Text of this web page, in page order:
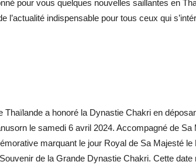
pour vous quelques nouvelles saillantes en
l’actualité indispensable pour tous ceux qui
Thaïlande a honoré la Dynastie Chakri en
le samedi 6 avril 2024. Accompagné de
marquant le jour Royal de Sa Majesté le
de la Grande Dynastie Chakri. Cette